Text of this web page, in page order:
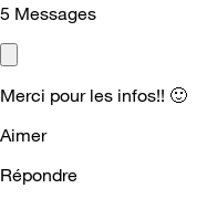
5 Messages
Merci pour les infos!! 🙂
Aimer
Répondre